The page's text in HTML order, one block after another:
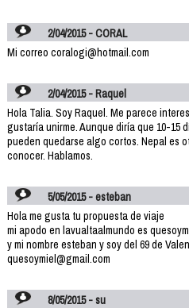
2/04/2015 - CORAL
Mi correo coralogi@hotmail.com
2/04/2015 - Raquel
Hola Talia. Soy Raquel. Me parece
gustaría unirme. Aunque diría que 10-15
pueden quedarse algo cortos. Nepal es
conocer. Hablamos.
5/05/2015 - esteban
Hola me gusta tu propuesta de viaje
mi apodo en lavualtaalmundo es
y mi nombre esteban y soy del 69 de
quesoymiel@gmail.com
8/05/2015 - su